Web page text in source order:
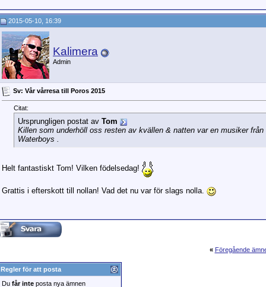
2015-05-10, 16:39
Kalimera
Admin
Sv: Vår vårresa till Poros 2015
Citat:
Ursprungligen postat av Tom
Killen som underhöll oss resten av kvällen & natten var en musiker
Waterboys .
Helt fantastiskt Tom! Vilken födelsedag!
Grattis i efterskott till nollan! Vad det nu var för slags nolla.
« Föregående
Regler för att posta
Du får inte posta nya ämnen